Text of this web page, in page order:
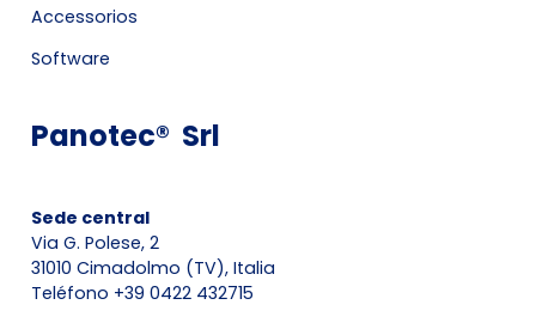
Accessorios
Software
Panotec® Srl
Sede central
Via G. Polese, 2
31010 Cimadolmo (TV), Italia
Teléfono +39 0422 432715